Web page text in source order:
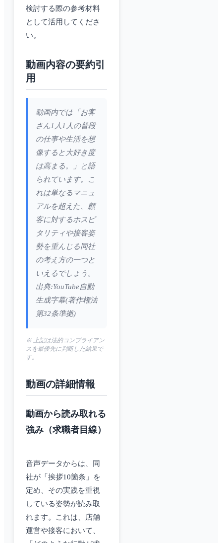
検討する際の参考材料
として活用してくださ
い。
動画内容の要約引
用
動画内では「お客
さん1人1人の普段
の仕事や生活を想
像すると大好き度
は高まる。」と語
られています。こ
れは単なるマニュ
アルを超えた、顧
客に対するホスピ
タリティや接客姿
勢を重んじる同社
の考え方の一つと
いえるでしょう。
出典:YouTube自動
生成字幕(著作権法
第32条準拠)
※ 上記は法的コンプライアン
スを最優先に判断した結果で
す。
動画の詳細情報
動画から読み取れる
強み（求職者目線）
音声データからは、同
社が「挨拶10箇条」を
定め、その実践を重視
している姿勢が読み取
れます。これは、店舗
運営や接客において、